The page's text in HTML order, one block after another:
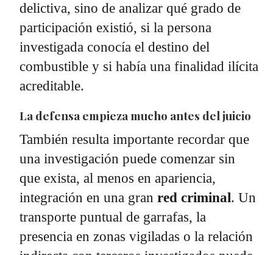
delictiva, sino de analizar qué grado de
participación existió, si la persona
investigada conocía el destino del
combustible y si había una finalidad ilícita
acreditable.
La defensa empieza mucho antes del juicio
También resulta importante recordar que
una investigación puede comenzar sin
que exista, al menos en apariencia,
integración en una gran red criminal. Un
transporte puntual de garrafas, la
presencia en zonas vigiladas o la relación